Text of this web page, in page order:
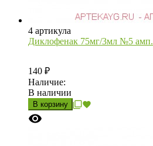
4 артикула
Диклофенак 75мг/3мл №5 амп.
140 ₽
Наличие:
В наличии
В корзину